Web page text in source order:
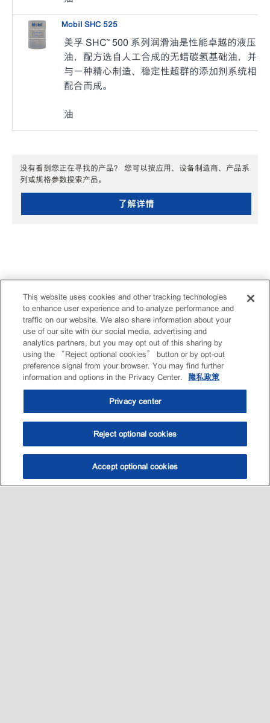
选油助手 查找门店
Mobil SHC 525
美孚 SHC™ 500 系列润滑油是性能卓越的液压
油，配方选自人工合成的无蜡碳氢基础油，并
与一种精心制造、稳定性超群的添加剂系统相
配合而成。
油
没有看到您正在寻找的产品？ 您可以按应用、设备制造商、产品系
列或规格参数搜索产品。
了解详情
This website uses cookies and other tracking technologies
to enhance user experience and to analyze performance and
traffic on our website. We also share information about your
use of our site with our social media, advertising and
analytics partners, but you may opt out of this sharing by
using the “Reject optional cookies” button or by opt-out
preference signal from your browser. You may find further
information and options in the Privacy Center.
隐私政策
Privacy center
Reject optional cookies
Accept optional cookies